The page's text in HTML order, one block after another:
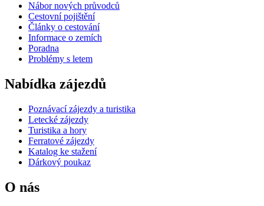
Nábor nových průvodců
Cestovní pojištění
Články o cestování
Informace o zemích
Poradna
Problémy s letem
Nabídka zájezdů
Poznávací zájezdy a turistika
Letecké zájezdy
Turistika a hory
Ferratové zájezdy
Katalog ke stažení
Dárkový poukaz
O nás